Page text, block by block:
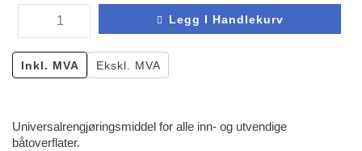
Universalrengjøringsmiddel for alle inn- og utvendige
båtoverflater.
Legg I Handlekurv
Inkl. MVA Ekskl. MVA